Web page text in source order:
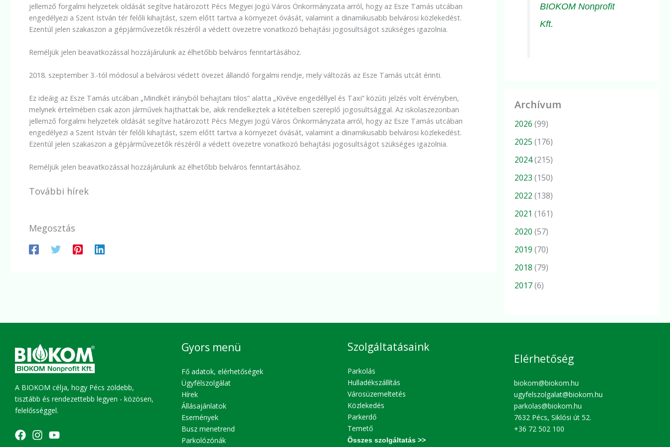
jellemző forgalmi helyzetek oldását segítve határozott Pécs Megyei Jogú Város Önkormányzata arról, hogy az Esze Tamás utcában
engedélyezi a Szent István tér felőli kihajtást, szem előtt tartva a környezet óvását, valamint a dinamikusabb belvárosi közlekedést.
Ezentúl jelen szakaszon a gépjárművezetők részéről a védett övezetre vonatkozó behajtási jogosultságot szükséges igazolnia.
Reméljük jelen beavatkozással hozzájárulunk az élhetőbb belváros fenntartásához.
2018. szeptember 3.-tól módosul a belvárosi védett övezet állandó forgalmi rendje, mely változás az Esze Tamás utcát érinti.
Ez ideáig az Esze Tamás utcában „Mindkét irányból behajtani tilos” alatta „Kivéve engedéllyel és Taxi” közúti jelzés volt érvényben,
melynek értelmében csak azon járművek hajthattak be, akik rendelkeztek a kitételben szereplő jogosultsággal. Az iskolaszezonban
jellemző forgalmi helyzetek oldását segítve határozott Pécs Megyei Jogú Város Önkormányzata arról, hogy az Esze Tamás utcában
engedélyezi a Szent István tér felőli kihajtást, szem előtt tartva a környezet óvását, valamint a dinamikusabb belvárosi közlekedést.
Ezentúl jelen szakaszon a gépjárművezetők részéről a védett övezetre vonatkozó behajtási jogosultságot szükséges igazolnia.
Reméljük jelen beavatkozással hozzájárulunk az élhetőbb belváros fenntartásához.
További hírek
Megosztás
BIOKOM Nonprofit
Kft.
Archívum
2026 (99)
2025 (176)
2024(215)
2023 (150)
2022 (138)
2021 (161)
2020 (57)
2019 (70)
2018 (79)
2017(6)
A BIOKOM célja, hogy Pécs zöldebb,
tisztább és rendezettebb legyen - közösen,
felelősséggel.
Gyors menü
Fő adatok, elérhetőségek
Ügyfélszolgálat
Hírek
Állásajánlatok
Események
Busz menetrend
Parkolózónák
Szolgáltatásaink
Parkolás
Hulladékszállítás
Városüzemeltetés
Közlekedés
Parkerdő
Temető
Összes szolgáltatás >>
Elérhetőség
biokom@biokom.hu
ugyfelszolgalat@biokom.hu
parkolas@biokom.hu
7632 Pécs, Siklósi út 52.
+36 72 502 100